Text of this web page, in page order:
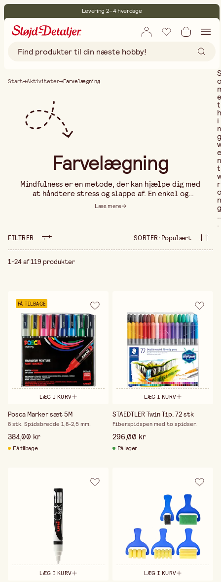
Levering 2–4 hverdage
Gratis fragt ved køb over 499,-
Start Aktiviteter Farvelægning
Farvelægning
Mindfulness er en metode, der kan hjælpe dig med
at håndtere stress og slappe af. En enkel og
beroligende måde at praktisere mindfulness på er
giver dig en tilfredsstillende stund. Farveblyanter
findes i mange varianter, og valget er dit. Vi lover,
du vil ikke fortryde, at du er begyndt at farvelægge
billeder – det giver dig en indre ro og harmoni.
Læs mere
FILTRER SORTER: Populært
1-24 af 119 produkter
FÅ TILBAGE
LÆG I KURV
Posca Marker sæt 5M
8 stk. Spidsbredde 1,8-2,5 mm.
384,00 kr
Få tilbage
LÆG I KURV
STAEDTLER Twin Tip, 72 stk
Fiberspidspen med to spidser.
296,00 kr
På lager
LÆG I KURV LÆG I KURV
e
t
h
i
n
g
e
n
t
r
n
g
..
.